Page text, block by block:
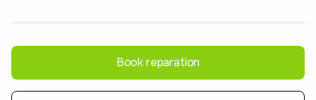
Book reparation